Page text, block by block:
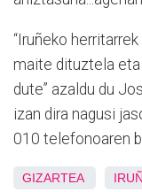
“Iruñeko
maite dituztela
dute” azaldu du
izan dira nagusi
010 telefonoaren
GIZARTEA